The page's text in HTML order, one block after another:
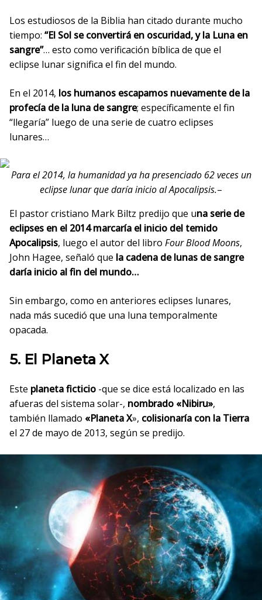
Los estudiosos de la Biblia han citado durante mucho
tiempo: “El Sol se convertirá en oscuridad, y la Luna en
sangre”… esto como verificación bíblica de que el
eclipse lunar significa el fin del mundo.
En el 2014, los humanos escapamos nuevamente de la
profecía de la luna de sangre; específicamente el fin
“llegaría” luego de una serie de cuatro eclipses
lunares…
Para el 2014, la humanidad ya ha presenciado 62 veces un
eclipse lunar que daría inicio al Apocalipsis.–
El pastor cristiano Mark Biltz predijo que una serie de
eclipses en el 2014 marcaría el inicio del temido
Apocalipsis, luego el autor del libro Four Blood Moons,
John Hagee, señaló que la cadena de lunas de sangre
daría inicio al fin del mundo…
Sin embargo, como en anteriores eclipses lunares,
nada más sucedió que una luna temporalmente
opacada.
5. El Planeta X
Este planeta ficticio -que se dice está localizado en las
afueras del sistema solar-, nombrado «Nibiru»,
también llamado «Planeta X», colisionaría con la Tierra
el 27 de mayo de 2013, según se predijo.